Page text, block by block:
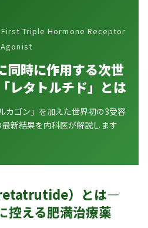
Triple Hormone Receptor
Agonist
同時に作用する次世
レタトルチド」とは
カゴン」を加えた世界初の3受容
新結果を内科医が解説します
retatrutide）とは—
控える肥満治療薬